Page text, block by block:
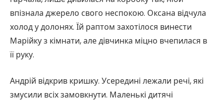
впізнала джерело свого неспокою. Оксана відчула
холод у долонях. Їй раптом захотілося винести
Марійку з кімнати, але дівчинка міцно вчепилася в
її руку.
Андрій відкрив кришку. Усередині лежали речі, які
змусили всіх замовкнути. Маленькі дитячі